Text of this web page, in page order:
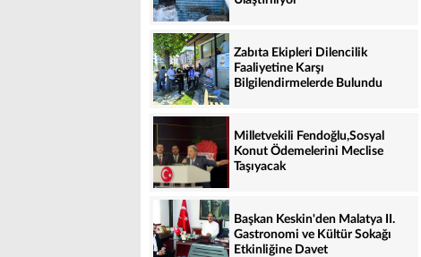
Zabıta Ekipleri Dilencilik
Faaliyetine Karşı
Bilgilendirmelerde Bulundu
Milletvekili Fendoğlu,Sosyal
Konut Ödemelerini Meclise
Taşıyacak
Başkan Keskin'den Malatya II.
Gastronomi ve Kültür Sokağı
Etkinliğine Davet